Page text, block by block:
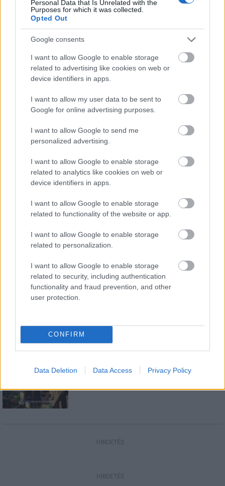
Personal Data that Is Unrelated with the
Purposes for which it was collected.
Opted Out
Google consents
I want to allow Google to enable storage
related to advertising like cookies on web or
device identifiers in apps.
I want to allow my user data to be sent to
Google for online advertising purposes.
I want to allow Google to send me
personalized advertising.
I want to allow Google to enable storage
related to analytics like cookies on web or
device identifiers in apps.
I want to allow Google to enable storage
related to functionality of the website or app.
I want to allow Google to enable storage
related to personalization.
I want to allow Google to enable storage
related to security, including authentication
functionality and fraud prevention, and other
user protection.
CONFIRM
Data Deletion Data Access Privacy Policy
HÍRLEVÉL
szabályzatot!
Országos hírek
másodfokúra csökken a riasztás
Aktuális
HIRDETÉS
HIRDETÉS